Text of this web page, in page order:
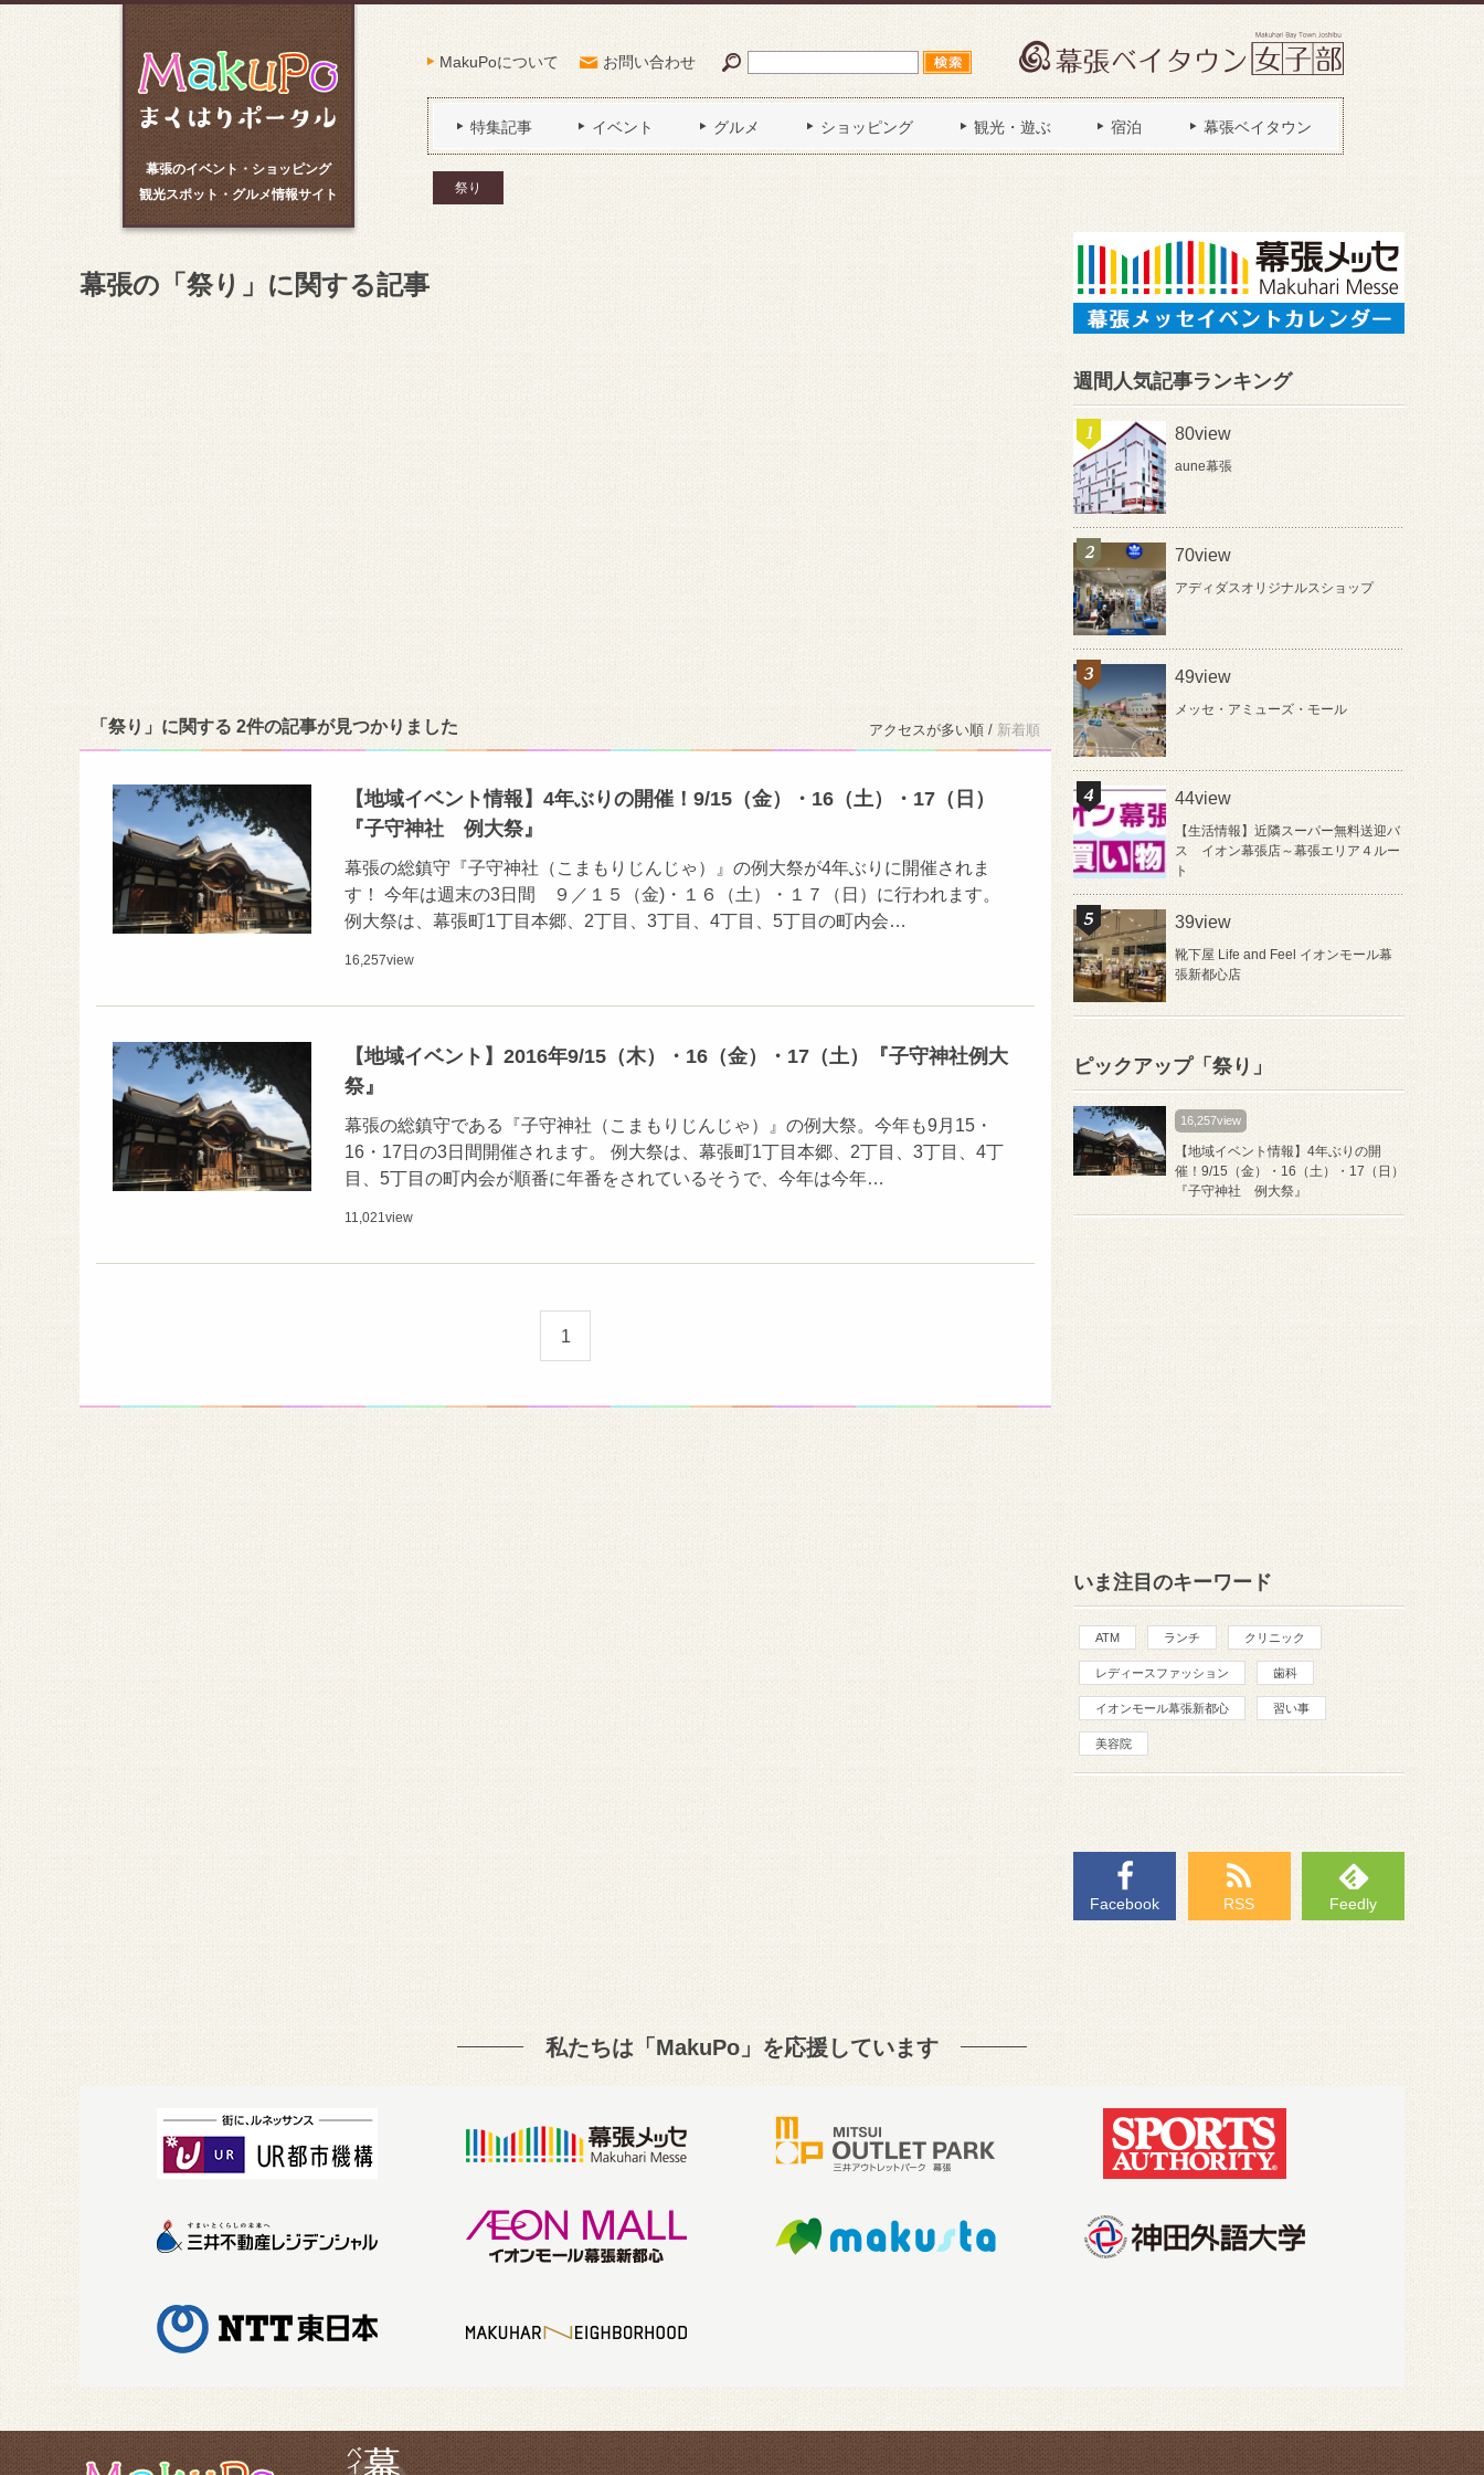
幕張のイベント・ショッピング
観光スポット・グルメ情報サイト
MakuPoについて お問い合わせ
特集記事 イベント グルメ ショッピング 観光・遊ぶ 宿泊 幕張ベイタウン
祭り
幕張の「祭り」に関する記事
「祭り」に関する 2件の記事が見つかりました アクセスが多い順 / 新着順
【地域イベント情報】4年ぶりの開催！9/15（金）・16（土）・17（日）
『子守神社 例大祭』
幕張の総鎮守『子守神社（こまもりじんじゃ）』の例大祭が4年ぶりに開催されま
す！ 今年は週末の3日間 ９／１５（金)・１６（土）・１７（日）に行われます。
例大祭は、幕張町1丁目本郷、2丁目、3丁目、4丁目、5丁目の町内会…
16,257view
【地域イベント】2016年9/15（木）・16（金）・17（土）『子守神社例大
祭』
幕張の総鎮守である『子守神社（こまもりじんじゃ）』の例大祭。今年も9月15・
16・17日の3日間開催されます。 例大祭は、幕張町1丁目本郷、2丁目、3丁目、4丁
目、5丁目の町内会が順番に年番をされているそうで、今年は今年…
11,021view
1
週間人気記事ランキング
80view
aune幕張
70view
アディダスオリジナルスショップ
49view
メッセ・アミューズ・モール
44view
【生活情報】近隣スーパー無料送迎バ
ス イオン幕張店～幕張エリア４ルー
ト
39view
靴下屋 Life and Feel イオンモール幕
張新都心店
ピックアップ「祭り」
16,257view
【地域イベント情報】4年ぶりの開
催！9/15（金）・16（土）・17（日）
『子守神社 例大祭』
いま注目のキーワード
ATM ランチ クリニック
レディースファッション 歯科
イオンモール幕張新都心 習い事
美容院
Facebook RSS Feedly
私たちは「MakuPo」を応援しています